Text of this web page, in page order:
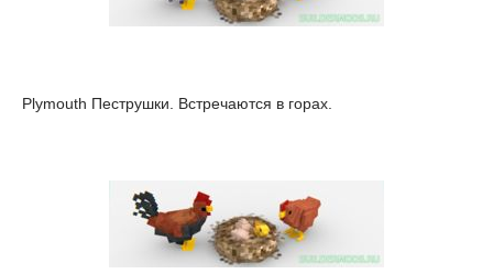
Plymouth Пеструшки. Встречаются в горах.